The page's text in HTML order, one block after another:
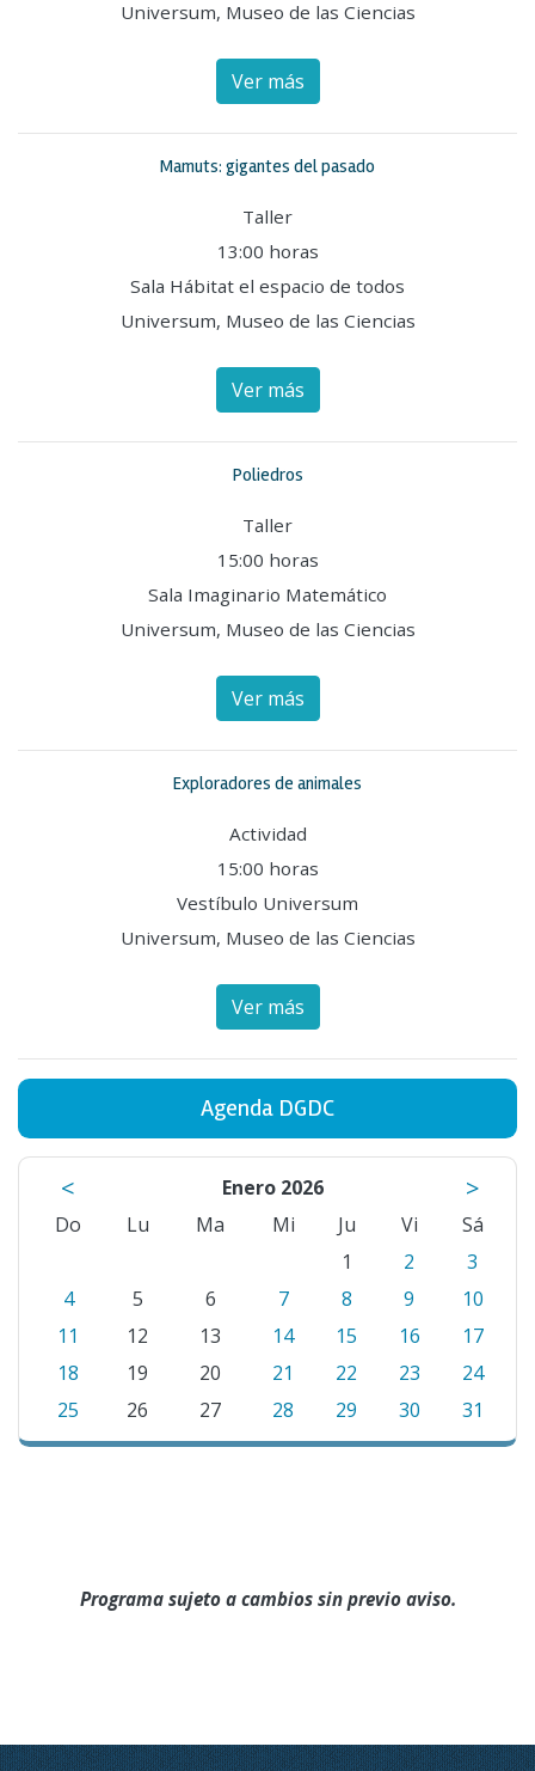
Universum, Museo de las Ciencias
Ver más
Mamuts: gigantes del pasado
Taller
13:00 horas
Sala Hábitat el espacio de todos
Universum, Museo de las Ciencias
Ver más
Poliedros
Taller
15:00 horas
Sala Imaginario Matemático
Universum, Museo de las Ciencias
Ver más
Exploradores de animales
Actividad
15:00 horas
Vestíbulo Universum
Universum, Museo de las Ciencias
Ver más
Agenda DGDC
< Enero 2026 >
Do Lu Ma Mi Ju Vi
Sá
1
2
3
4
5 6 7 8 9
10
11
12 13 14 15 16
17
18
19 20 21 22 23
24
25
26 27 28 29 30 31
Programa sujeto a cambios sin previo aviso.